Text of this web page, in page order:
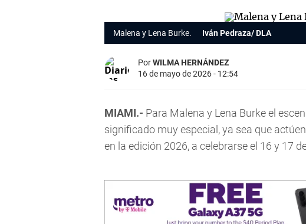
Malena y Lena Burke. Iván Pedraza/ DLA
PorWILMA HERNÁNDEZ
16 de mayo de 2026 - 12:54
MIAMI.- Para Malena y Lena Burke el
significado muy especial, ya sea que
en la edición 2026, a celebrarse el 16 y 17